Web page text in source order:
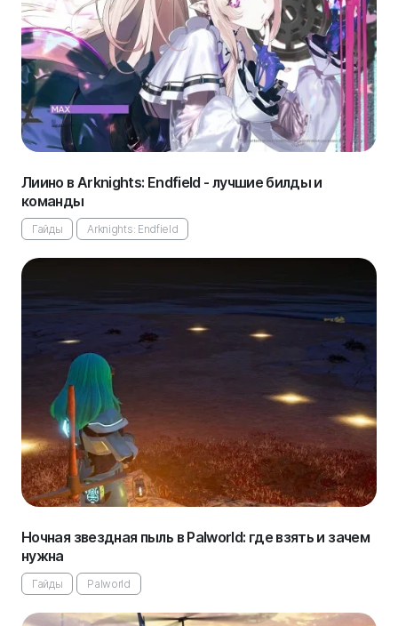
Лиино в Arknights: Endfield - лучшие билды и
команды
Гайды Arknights: Endfield
Ночная звездная пыль в Palworld: где взять и зачем
нужна
Гайды Palworld